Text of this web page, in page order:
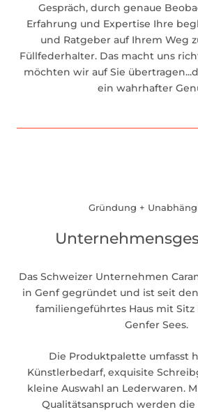
Gespräch, durch genaue
Erfahrung und Expertise Ihre
und Ratgeber auf Ihrem Weg
Füllfederhalter. Das macht uns
möchten wir auf Sie
ein wahrhafter
Gründung +
Das Schweizer Unternehmen
in Genf gegründet und ist seit
familiengeführtes Haus mit Sitz
Genfer Sees.
Die Produktpalette umfasst
Künstlerbedarf, exquisite
kleine Auswahl an Lederwaren.
Qualitätsanspruch werden